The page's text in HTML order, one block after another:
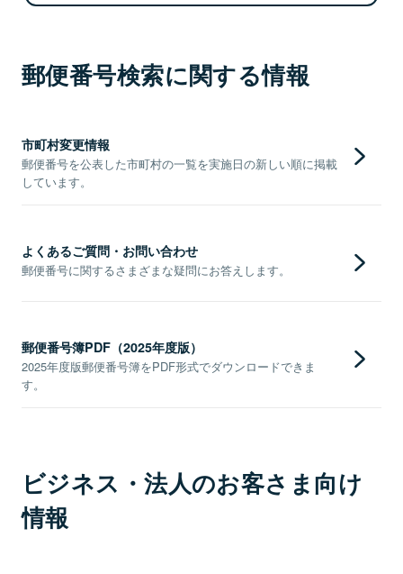
郵便番号検索に関する情報
市町村変更情報
郵便番号を公表した市町村の一覧を実施日の新しい順に掲載
しています。
よくあるご質問・お問い合わせ
郵便番号に関するさまざまな疑問にお答えします。
郵便番号簿PDF（2025年度版）
2025年度版郵便番号簿をPDF形式でダウンロードできま
す。
ビジネス・法人のお客さま向け
情報